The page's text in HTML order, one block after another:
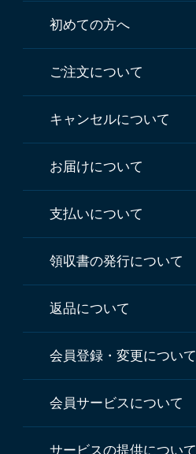
初めての方へ
ご注文について
キャンセルについて
お届けについて
支払いについて
領収書の発行について
返品について
会員登録・変更について
会員サービスについて
サービスの提供について